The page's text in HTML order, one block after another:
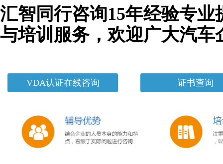
汇智同行咨询15年经验专
与培训服务，欢迎广大汽车
VDA认证在线咨询 证书查询